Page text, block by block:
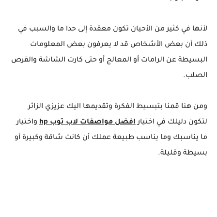
لأنها في كثير من الأحيان تكون معقدة إلى حدا ما والسبب في
ذلك أن بعض الأشخاص قد لا يعرفون بعض المعلومات
البسيطة عن الرامات أو المعالج أو حتى كارت الشاشة والقرص
الصلب.
ومن هنا قمنا بتبسيط الفكرة وتقديمها اليك عزيزي الزائر
لتكون دليلك في اختيارافضل مواصفات لاب توب hp
واختيار
ما يناسبك وما يناسب طبيعة عملك أن كانت شاقة وكبيرة أو
بسيطة وقليلة.